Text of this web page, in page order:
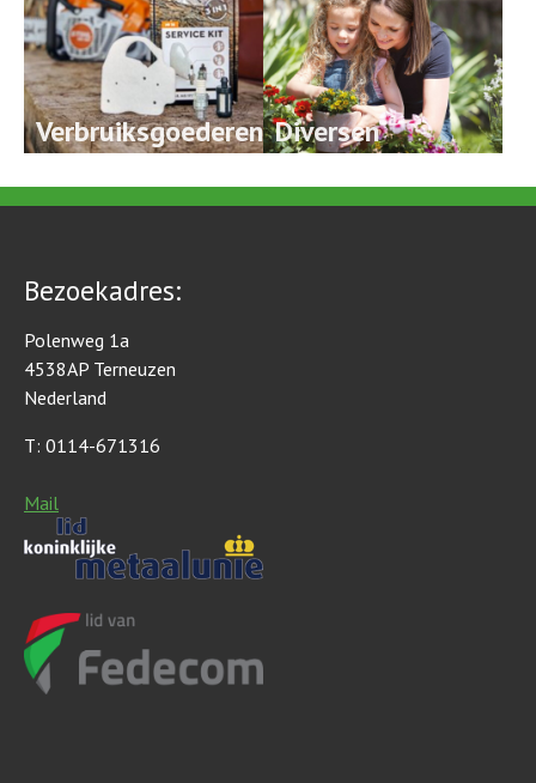
Verbruiksgoederen Diversen
Bezoekadres:
Polenweg 1a
4538AP Terneuzen
Nederland
T: 0114-671316
Mail